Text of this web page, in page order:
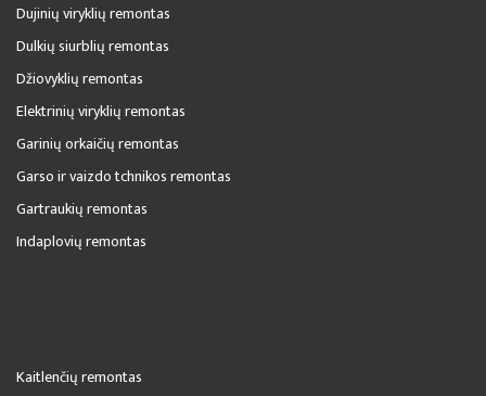
Dujinių viryklių remontas
Dulkių siurblių remontas
Džiovyklių remontas
Elektrinių viryklių remontas
Garinių orkaičių remontas
Garso ir vaizdo tchnikos remontas
Gartraukių remontas
Indaplovių remontas
Kaitlenčių remontas